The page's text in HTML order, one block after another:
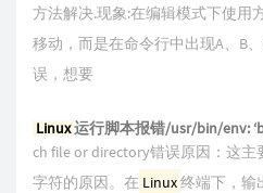
方法解决.现象:在编辑模式下使用
移动，而是在命令行中出现A、B
误，想要
Linux运行脚本报错/usr/bin/env:
ch file or directory错误原因：这
字符的原因。在 Linux终端下，输